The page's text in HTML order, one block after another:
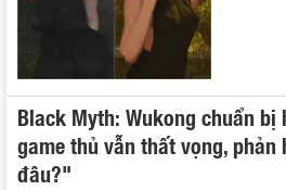
Black Myth: Wukong chuẩn
game thủ vẫn thất vọng, phản
đâu?"